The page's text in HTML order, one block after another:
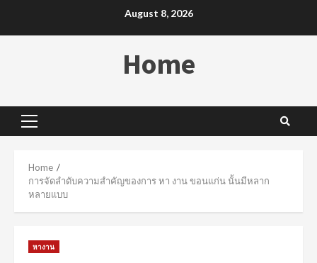
August 8, 2026
Home
Primary
Home
การจัดลำดับความสำคัญของการ หา งาน ขอนแก่น นั้นมีหลาก
หลายแบบ
หางาน